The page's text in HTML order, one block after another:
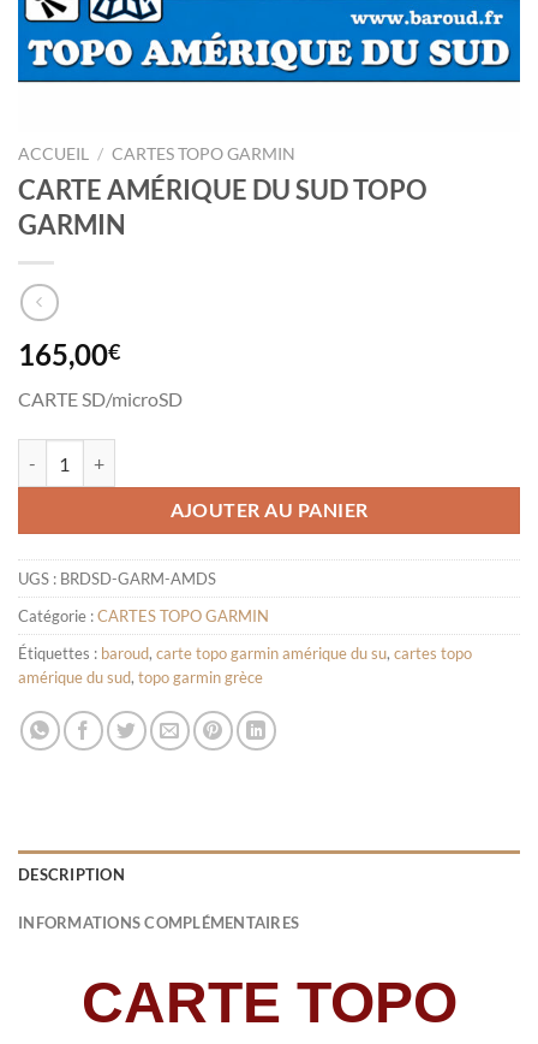
ACCUEIL / CARTES TOPO GARMIN
CARTE AMÉRIQUE DU SUD TOPO
GARMIN
165,00€
CARTE SD/microSD
AJOUTER AU PANIER
UGS : BRDSD-GARM-AMDS
Catégorie :CARTES TOPO GARMIN
Étiquettes : baroud, carte topo garmin amérique du su, cartes topo
amérique du sud, topo garmin grèce
DESCRIPTION
INFORMATIONS COMPLÉMENTAIRES
CARTE TOPO